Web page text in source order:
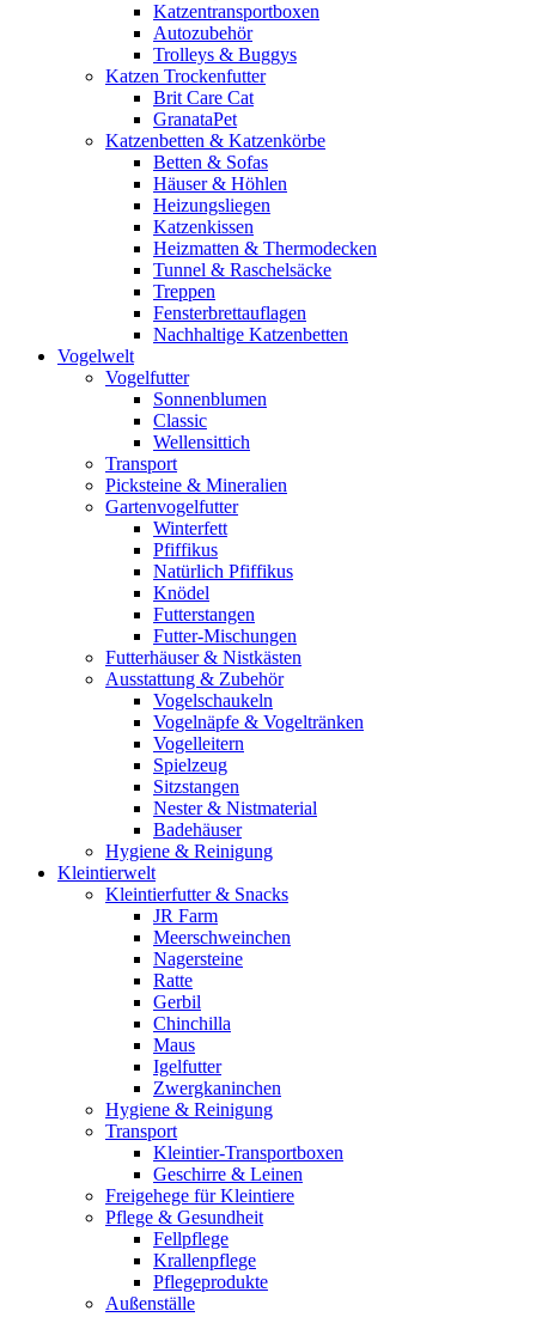
Katzentransportboxen
Autozubehör
Trolleys & Buggys
Katzen Trockenfutter
Brit Care Cat
GranataPet
Katzenbetten & Katzenkörbe
Betten & Sofas
Häuser & Höhlen
Heizungsliegen
Katzenkissen
Heizmatten & Thermodecken
Tunnel & Raschelsäcke
Treppen
Fensterbrettauflagen
Nachhaltige Katzenbetten
Vogelwelt
Vogelfutter
Sonnenblumen
Classic
Wellensittich
Transport
Picksteine & Mineralien
Gartenvogelfutter
Winterfett
Pfiffikus
Natürlich Pfiffikus
Knödel
Futterstangen
Futter-Mischungen
Futterhäuser & Nistkästen
Ausstattung & Zubehör
Vogelschaukeln
Vogelnäpfe & Vogeltränken
Vogelleitern
Spielzeug
Sitzstangen
Nester & Nistmaterial
Badehäuser
Hygiene & Reinigung
Kleintierwelt
Kleintierfutter & Snacks
JR Farm
Meerschweinchen
Nagersteine
Ratte
Gerbil
Chinchilla
Maus
Igelfutter
Zwergkaninchen
Hygiene & Reinigung
Transport
Kleintier-Transportboxen
Geschirre & Leinen
Freigehege für Kleintiere
Pflege & Gesundheit
Fellpflege
Krallenpflege
Pflegeprodukte
Außenställe